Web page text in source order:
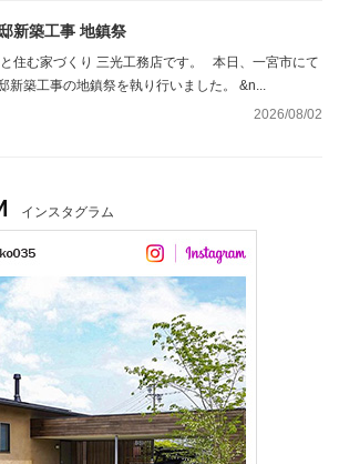
新築工事 地鎮祭
住む家づくり 三光工務店です。 本日、一宮市にて
新築工事の地鎮祭を執り行いました。 &n...
2026/08/02
インスタグラム